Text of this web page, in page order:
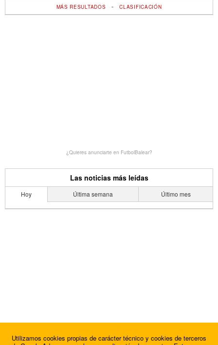
MÁS RESULTADOS -CLASIFICACIÓN
¿Quieres anunciarte en FutbolBalear?
Las noticias más leídas
Hoy Última semana Último mes
Utilizamos cookies propias de carácter técnico y cookies de terceros